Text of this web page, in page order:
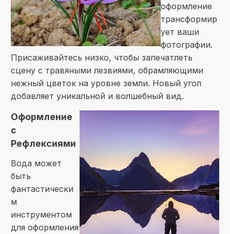
оформление
трансформир
ует ваши
фотографии.
Присаживайтесь низко, чтобы запечатлеть
сцену с травяными лезвиями, обрамляющими
нежный цветок на уровне земли. Новый угол
добавляет уникальной и волшебный вид.
Оформление
с
Рефлексиями
Вода может
быть
фантастически
м
инструментом
для оформления